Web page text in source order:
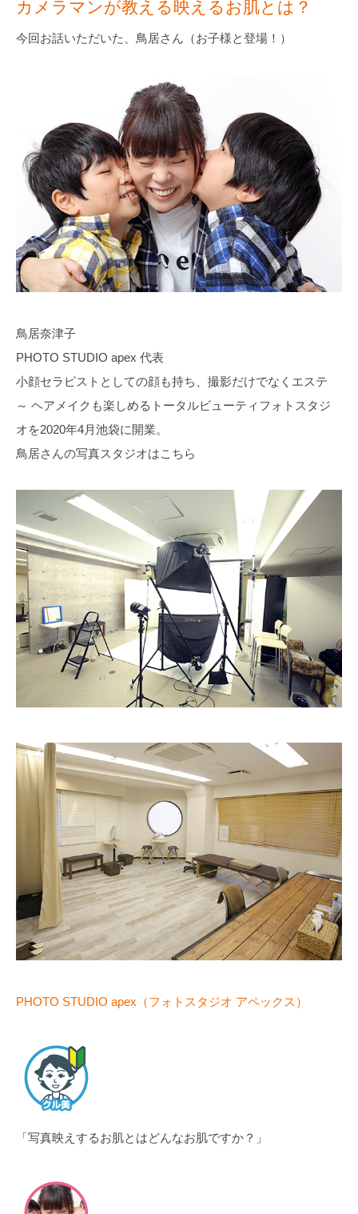
カメラマンが教える映えるお肌とは？
今回お話いただいた、鳥居さん（お子様と登場！）
鳥居奈津子
PHOTO STUDIO apex 代表
小顔セラピストとしての顔も持ち、撮影だけでなくエステ
～ ヘアメイクも楽しめるトータルビューティフォトスタジ
オを2020年4月池袋に開業。
鳥居さんの写真スタジオはこちら
PHOTO STUDIO apex（フォトスタジオ アペックス）
「写真映えするお肌とはどんなお肌ですか？」